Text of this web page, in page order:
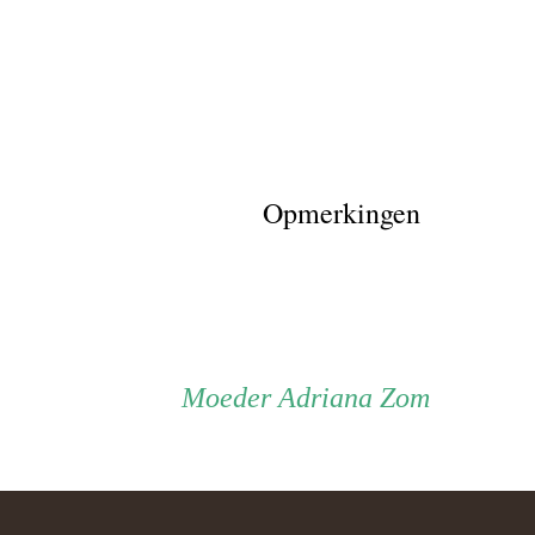
Opmerkingen
Persoon
ouder
Moeder Moeder
Adriana Zom